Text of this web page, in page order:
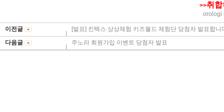
>>취
orologi
이전글
[발표] 킨텍스 상상체험 키즈월드 체험단 당첨자 발표합니
다음글
주노라 회원가입 이벤트 당첨자 발표